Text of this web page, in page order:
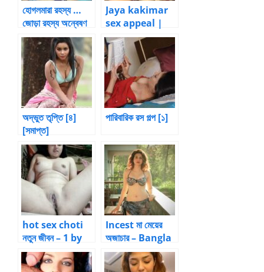
হোগলমারা রহস্য …
জোড়া রহস্য অন্বেষণ
– অষ্টম পরিচ্ছদ |
BanglaChotika
hini
Jaya kakimar
sex appeal |
BanglaChotika
hini
অদ্ভুত তৃপ্তি [৪]
[সমাপ্ত]
পারিবারিক রস গল্প [১]
hot sex choti
নতুন জীবন – 1 by
Anuradha
Sinha Roy
Incest মা মেয়ের
অজাচার – Bangla
Choti Kahini